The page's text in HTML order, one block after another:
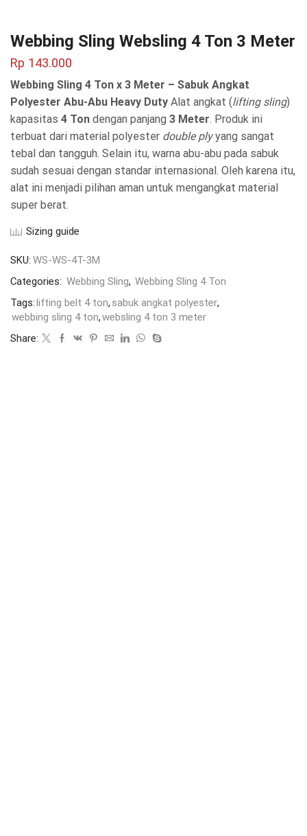
Webbing Sling Websling 4 Ton 3 Meter
Rp 143.000
Webbing Sling 4 Ton x 3 Meter – Sabuk Angkat
Polyester Abu-Abu Heavy Duty Alat angkat (lifting sling)
kapasitas 4 Ton dengan panjang 3 Meter. Produk ini
terbuat dari material polyester double plyyang sangat
tebal dan tangguh. Selain itu, warna abu-abu pada sabuk
sudah sesuai dengan standar internasional. Oleh karena itu,
alat ini menjadi pilihan aman untuk mengangkat material
super berat.
Sizing guide
SKU: WS-WS-4T-3M
Categories: Webbing Sling, Webbing Sling 4 Ton
Tags:lifting belt 4 ton, sabuk angkat polyester,
webbing sling 4 ton,websling 4 ton 3 meter
Share: